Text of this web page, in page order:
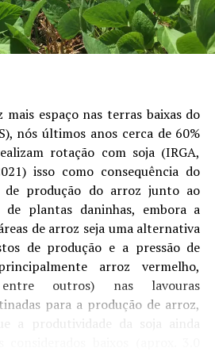
a demanda física e as condições
importante na formação das
o impacto das oscilações
foi o avanço da
Na soja, as vendas atingiram
crescimento de nove pontos
o percentual permaneça
registrado no ciclo anterior, o
pela recuperação dos preços ao
chegou a 38,5% da
de oito pontos percentuais
Apesar da evolução, o índice
mais espaço nas terras baixas do
nós últimos anos cerca de 60%
rotação com soja (IRGA,
isso como consequência do
de produção do arroz junto ao
de plantas daninhas, embora a
de arroz seja uma alternativa
de produção e a pressão de
arroz vermelho,
outros) nas lavouras
para a produção de arroz,
a produtividade da soja ainda